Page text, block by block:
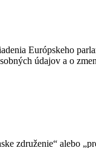
Európskeho
údajov a o
združenie“ alebo